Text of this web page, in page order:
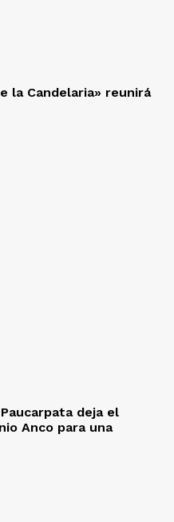
la Candelaria» reunirá
deja el
Anco para una